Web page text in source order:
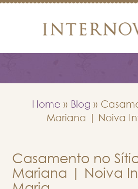
Home » Blog »
Mariana | Noiva
Casamento no
Mariana | Noiva